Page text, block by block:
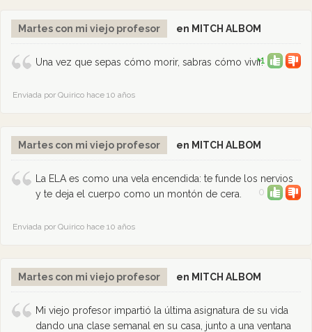
Martes con mi viejo profesor en MITCH ALBOM
Una vez que sepas cómo morir, sabras cómo vivir.
+1
Enviada por Quirico hace 10 años
Martes con mi viejo profesor en MITCH ALBOM
La ELA es como una vela encendida: te funde los nervios
y te deja el cuerpo como un montón de cera.
0
Enviada por Quirico hace 10 años
Martes con mi viejo profesor en MITCH ALBOM
Mi viejo profesor impartió la última asignatura de su vida
dando una clase semanal en su casa, junto a una ventana